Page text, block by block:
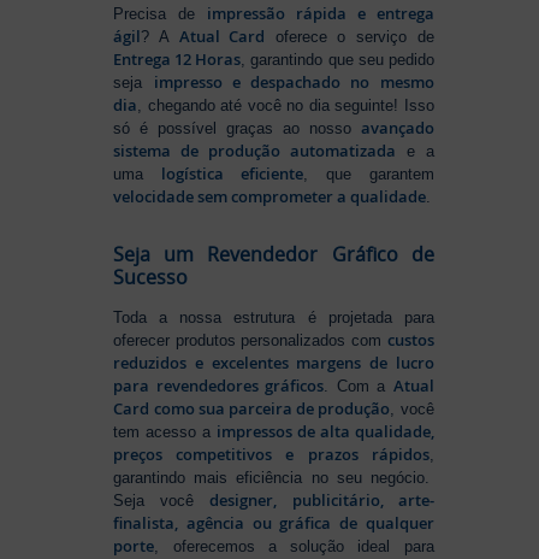
Precisa de impressão rápida e entrega
ágil? A Atual Card oferece o serviço de
Entrega 12 Horas , garantindo que seu pedido
seja impresso e despachado no mesmo
dia , chegando até você no dia seguinte! Isso
só é possível graças ao nosso avançado
sistema de produção automatizada e a
uma logística eficiente , que garantem
velocidade sem comprometer a qualidade
Seja um Revendedor Gráfico de
Sucesso
Toda a nossa estrutura é projetada para
oferecer produtos personalizados com custos
reduzidos e excelentes margens de lucro
para revendedores gráficos. Com a Atual
Card como sua parceira de produção, você
tem acesso a impressos de alta qualidade,
preços competitivos e prazos rápidos,
garantindo mais eficiência no seu negócio.
Seja vocêdesigner, publicitário, arte-
finalista, agência ou gráfica de qualquer
porte, oferecemos a solução ideal para